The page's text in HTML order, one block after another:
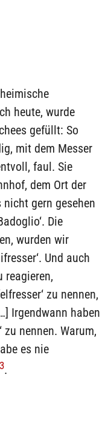
heute, wurde
gefüllt: So
mit dem Messer
faul. Sie
dem Ort der
gern gesehen
Die
wurden wir
Und auch
reagieren,
zu nennen,
Irgendwann haben
zu nennen. Warum,
es nie
3.